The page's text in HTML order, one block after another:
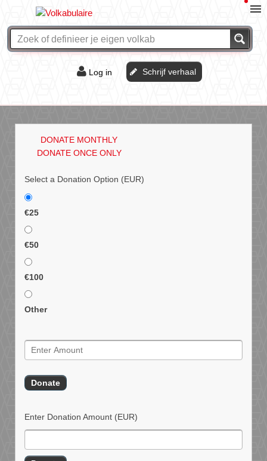
Log in Schrijf verhaal
DONATE MONTHLY
DONATE ONCE ONLY
Select a Donation Option (EUR)
€25
€50
€100
Other
Enter Donation Amount (EUR)